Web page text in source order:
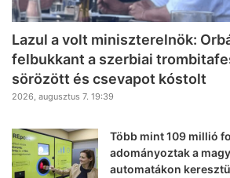
Lazul a volt miniszterelnök:
felbukkant a szerbiai
sörözött és csevapot kóstolt
2026, augusztus 7. 19:39
Több mint 109 millió
adományoztak a
automatákon